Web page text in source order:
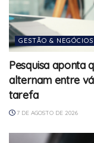
GESTÃO & NEGÓCIOS
Pesquisa aponta
alternam entre
tarefa
7 DE AGOSTO DE 2026